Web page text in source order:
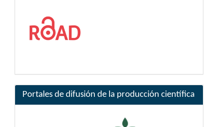
Portales de difusión de la producción científica